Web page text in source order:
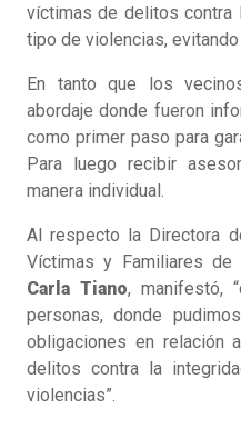
víctimas de delitos contra
tipo de violencias,
En tanto que los
abordaje donde fueron
como primer paso para
Para luego recibir
manera individual.
Al respecto la Directora
Víctimas y Familiares de
Carla Tiano, manifestó,
personas, donde
obligaciones en relación
delitos contra la
violencias”.